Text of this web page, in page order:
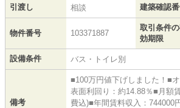
引渡し 相談 建築確認
物件番号 103371887
取引条件
効期限
設備条件 バス・トイレ別
備考
■100万円値下げしました！■
表面利回り：約14.88％■月額
費込)■年間賃料収入：744000